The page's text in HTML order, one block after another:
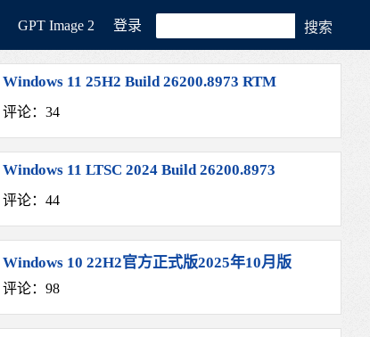
GРT Image 2 登录
Windows 11 25H2 Build 26200.8973 RTM
评论：34
Windows 11 LTSC 2024 Build 26200.8973
评论：44
Windows 10 22H2官方正式版2025年10月版
评论：98